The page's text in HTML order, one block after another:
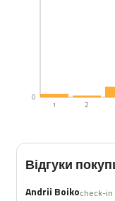
1 2
0
Відгуки
Andrii Boikocheck-in